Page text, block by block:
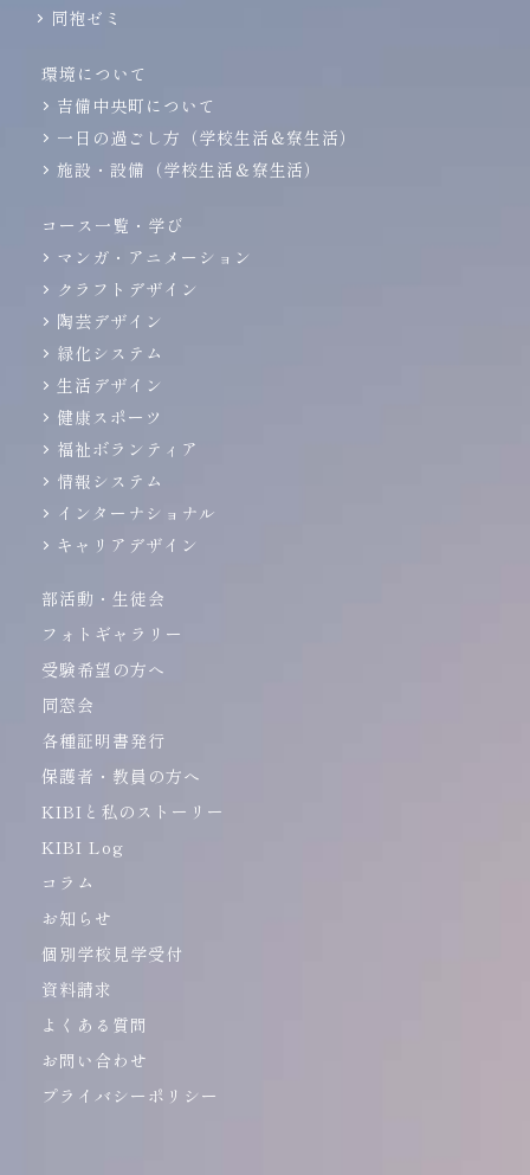
同袍ゼミ
環境について
吉備中央町について
一日の過ごし方（学校生活＆寮生活）
施設・設備（学校生活＆寮生活）
コース一覧・学び
マンガ・アニメーション
クラフトデザイン
陶芸デザイン
緑化システム
生活デザイン
健康スポーツ
福祉ボランティア
情報システム
インターナショナル
キャリアデザイン
部活動・生徒会
フォトギャラリー
受験希望の方へ
同窓会
各種証明書発行
保護者・教員の方へ
KIBIと私のストーリー
KIBI Log
コラム
お知らせ
個別学校見学受付
資料請求
よくある質問
お問い合わせ
プライバシーポリシー